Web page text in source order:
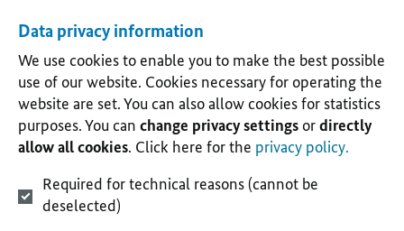
Data privacy information
We use cookies to enable you to make the best possible
use of our website. Cookies necessary for operating the
website are set. You can also allow cookies for statistics
purposes. You can change privacy settingsordirectly
allow all cookies. Click here for the privacy policy.
Required for technical reasons (cannot be
deselected)